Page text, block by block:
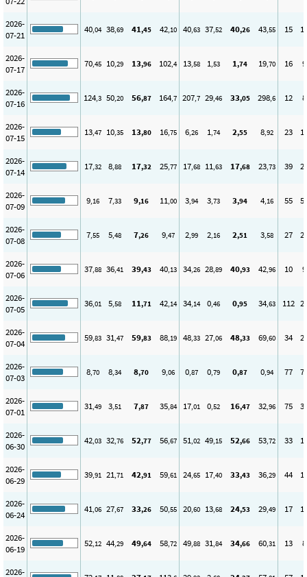
2026-
07-21
40,04 38,69 41,45 42,10 40,63 37,52 40,26 43,55 15
2026-
07-17
70,45 10,29 13,96 102,4 13,58 1,53 1,74 19,70 16 9
2026-
07-16
124,3 50,20 56,87 164,7 207,7 29,46 33,05 298,6 12 8
2026-
07-15
13,47 10,35 13,80 16,75 6,26 1,74 2,55 8,92 23
2026-
07-14
17,32 8,88 17,32 25,77 17,68 11,63 17,68 23,73 39
2026-
07-09
9,16 7,33 9,16 11,00 3,94 3,73 3,94 4,16 55
2026-
07-08
7,55 5,48 7,26 9,47 2,99 2,16 2,51 3,58 27
2026-
07-06
37,88 36,41 39,43 40,13 34,26 28,89 40,93 42,96 10 9
2026-
07-05
36,01 5,58 11,71 42,14 34,14 0,46 0,95 34,63 112
2026-
07-04
59,83 31,47 59,83 88,19 48,33 27,06 48,33 69,60 34
2026-
07-03
8,70 8,34 8,70 9,06 0,87 0,79 0,87 0,94 77
2026-
07-01
31,49 3,51 7,87 35,84 17,01 0,52 16,47 32,96 75
2026-
06-30
42,03 32,76 52,77 56,67 51,02 49,15 52,66 53,72 33
2026-
06-29
39,91 21,71 42,91 59,61 24,65 17,40 33,43 36,29 44
2026-
06-24
41,06 27,67 33,26 50,55 20,60 13,68 24,53 29,49 17
2026-
06-19
52,12 44,29 49,64 58,72 49,88 31,84 34,66 60,31 13 8
2026-